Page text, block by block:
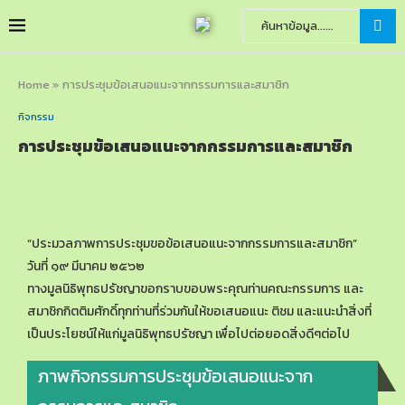
Home » การประชุมข้อเสนอแนะจากกรรมการและสมาชิก
กิจกรรม
การประชุมข้อเสนอแนะจากกรรมการและสมาชิก
“ประมวลภาพการประชุมขอข้อเสนอแนะจากกรรมการและสมาชิก”
วันที่ ๑๙ มีนาคม ๒๕๖๒
ทางมูลนิธิพุทธปรัชญาขอกราบขอบพระคุณท่านคณะกรรมการ และ
สมาชิกกิตติมศักดิ์ทุกท่านที่ร่วมกันให้ขอเสนอแนะ ติชม และแนะนำสิ่งที่
เป็นประโยชน์ให้แก่มูลนิธิพุทธปรัชญา เพื่อไปต่อยอดสิ่งดีๆต่อไป
ภาพกิจกรรมการประชุมข้อเสนอแนะจาก